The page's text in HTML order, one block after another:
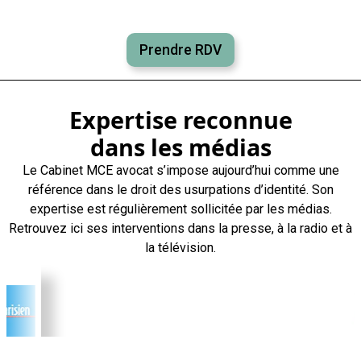
Prendre RDV
Expertise reconnue
dans les médias
Le Cabinet MCE avocat s’impose aujourd’hui comme une
référence dans le droit des usurpations d’identité. Son
expertise est régulièrement sollicitée par les médias.
Retrouvez ici ses interventions dans la presse, à la radio et à
la télévision.